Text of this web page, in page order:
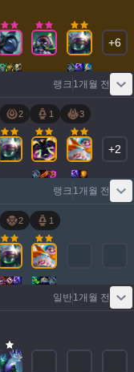
+6
랭크 1개월 전
2 1 3
+2
랭크 1개월 전
2 1
일반1개월 전